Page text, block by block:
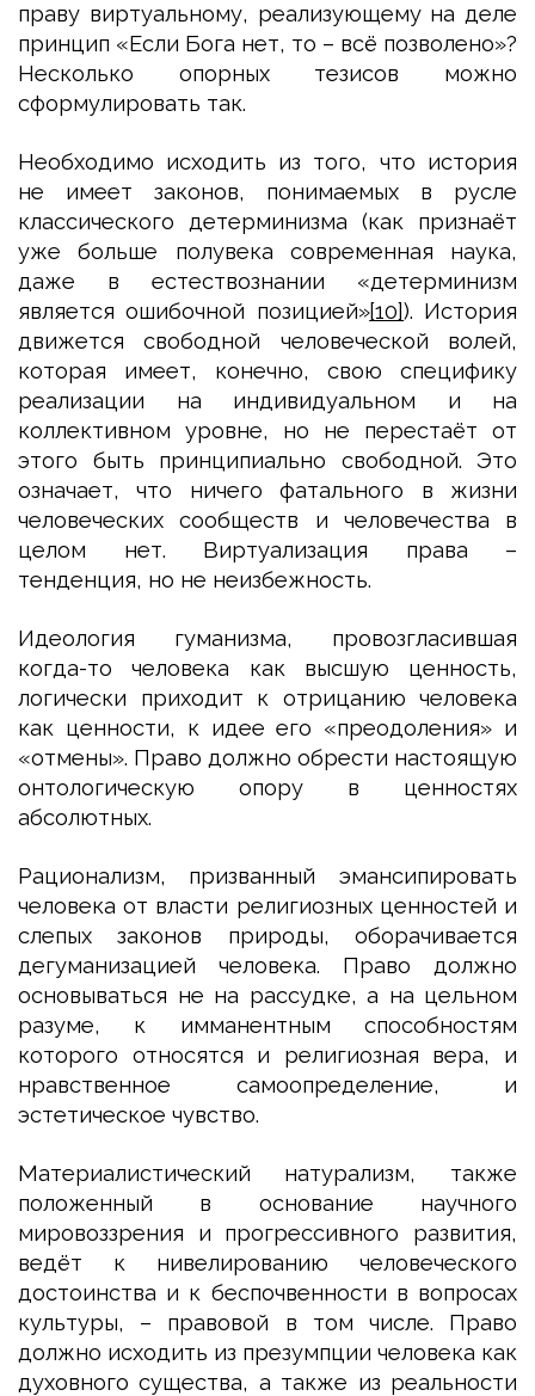
праву виртуальному, реализующему на деле
принцип «Если Бога нет, то – всё позволено»?
Несколько опорных тезисов можно
сформулировать так.
Необходимо исходить из того, что история
не имеет законов, понимаемых в русле
классического детерминизма (как признаёт
уже больше полувека современная наука,
даже в естествознании «детерминизм
является ошибочной позицией»[10]). История
движется свободной человеческой волей,
которая имеет, конечно, свою специфику
реализации на индивидуальном и на
коллективном уровне, но не перестаёт от
этого быть принципиально свободной. Это
означает, что ничего фатального в жизни
человеческих сообществ и человечества в
целом нет. Виртуализация права –
тенденция, но не неизбежность.
Идеология гуманизма, провозгласившая
когда-то человека как высшую ценность,
логически приходит к отрицанию человека
как ценности, к идее его «преодоления» и
«отмены». Право должно обрести настоящую
онтологическую опору в ценностях
абсолютных.
Рационализм, призванный эмансипировать
человека от власти религиозных ценностей и
слепых законов природы, оборачивается
дегуманизацией человека. Право должно
основываться не на рассудке, а на цельном
разуме, к имманентным способностям
которого относятся и религиозная вера, и
нравственное самоопределение, и
эстетическое чувство.
Материалистический натурализм, также
положенный в основание научного
мировоззрения и прогрессивного развития,
ведёт к нивелированию человеческого
достоинства и к беспочвенности в вопросах
культуры, – правовой в том числе. Право
должно исходить из презумпции человека как
духовного существа, а также из реальности